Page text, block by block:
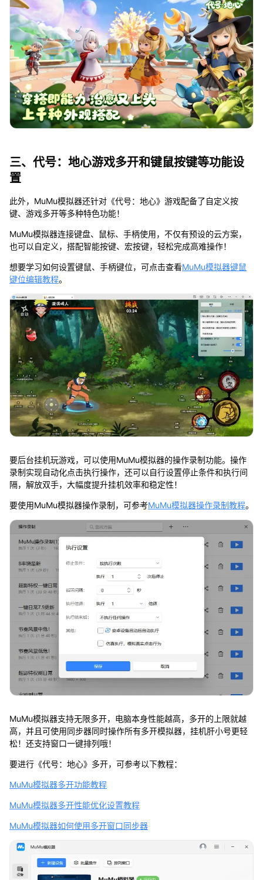
三、代号：地心游戏多开和键鼠按键等功能设
置
此外，MuMu模拟器还针对《代号：地心》游戏配备了自定义按
键、游戏多开等多种特色功能！
MuMu模拟器连接键盘、鼠标、手柄使用，不仅有预设的云方案，
也可以自定义，搭配智能按键、宏按键，轻松完成高难操作！
想要学习如何设置键鼠、手柄键位，可点击查看MuMu模拟器键鼠
键位编辑教程。
要后台挂机玩游戏，可以使用MuMu模拟器的操作录制功能。操作
录制实现自动化点击执行操作，还可以自行设置停止条件和执行间
隔，解放双手，大幅度提升挂机效率和稳定性！
要使用MuMu模拟器操作录制，可参考MuMu模拟器操作录制教程。
MuMu模拟器支持无限多开，电脑本身性能越高，多开的上限就越
高，并且可使用同步器同时操作所有多开模拟器，挂机肝小号更轻
松！还支持窗口一键排列哦！
要进行《代号：地心》多开，可参考以下教程：
MuMu模拟器多开功能教程
MuMu模拟器多开性能优化设置教程
MuMu模拟器如何使用多开窗口同步器